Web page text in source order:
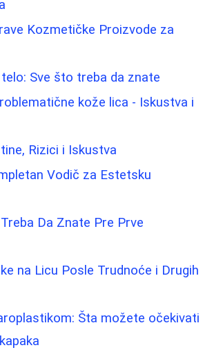
Kozmetičke Proizvode za
Sve što treba da znate
kože lica - Iskustva i
Rizici i Iskustva
Vodič za Estetsku
Da Znate Pre Prve
na Licu Posle Trudnoće i Drugih
Šta možete očekivati